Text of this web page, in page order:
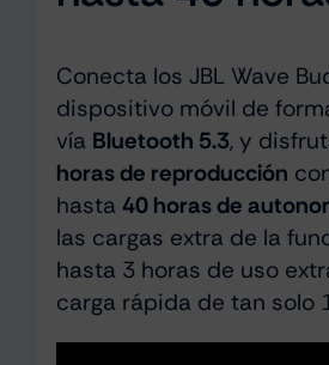
Conecta los JBL Wave
dispositivo móvil de
vía Bluetooth 5.3, y
horas de reproducción
hasta 40 horas de
las cargas extra de la
hasta 3 horas de uso
carga rápida de tan solo